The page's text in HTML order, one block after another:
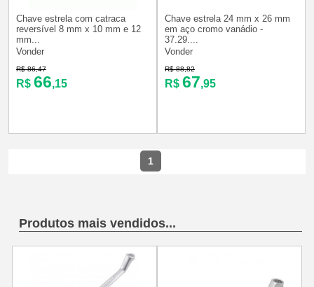
Chave estrela com catraca
reversível 8 mm x 10 mm e 12
mm...
Vonder
R$ 86,47
R$ 66,15
Chave estrela 24 mm x 26 mm
em aço cromo vanádio -
37.29....
Vonder
R$ 88,82
R$ 67,95
1
Produtos mais vendidos...